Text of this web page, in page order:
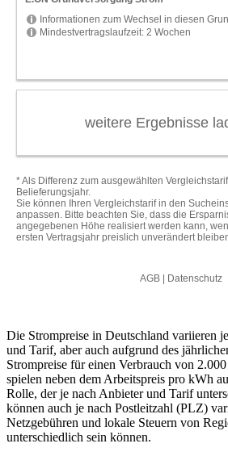
Die Strompreise in Deutschland variieren
und Tarif, aber auch aufgrund des
Strompreise für einen Verbrauch von
spielen neben dem Arbeitspreis pro kWh
Rolle, der je nach Anbieter und Tarif
können auch je nach Postleitzahl (PLZ)
Netzgebühren und lokale Steuern von
unterschiedlich sein können.